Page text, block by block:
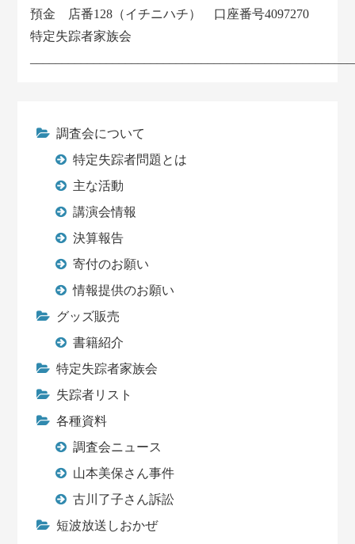
預金 店番128（イチニハチ） 口座番号4097270
特定失踪者家族会
調査会について
特定失踪者問題とは
主な活動
講演会情報
決算報告
寄付のお願い
情報提供のお願い
グッズ販売
書籍紹介
特定失踪者家族会
失踪者リスト
各種資料
調査会ニュース
山本美保さん事件
古川了子さん訴訟
短波放送しおかぜ